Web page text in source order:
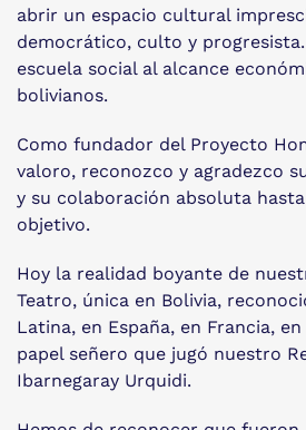
abrir un espacio cultural
democrático, culto y progresista.
escuela social al alcance
bolivianos.
Como fundador del Proyecto
valoro, reconozco y agradezco
y su colaboración absoluta
objetivo.
Hoy la realidad boyante de
Teatro, única en Bolivia,
Latina, en España, en Francia,
papel señero que jugó nuestro
Ibarnegaray Urquidi.